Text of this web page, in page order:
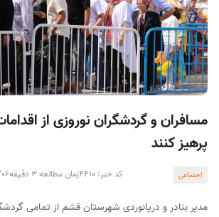
مسافران و گردشگران نوروزی از
پرهیز کنند
اجتماعی کد خبر: 4410 زمان مطالعه 3 دقیقه
مدیر بنادر و دریانوردی شهرستان قشم از تمامی